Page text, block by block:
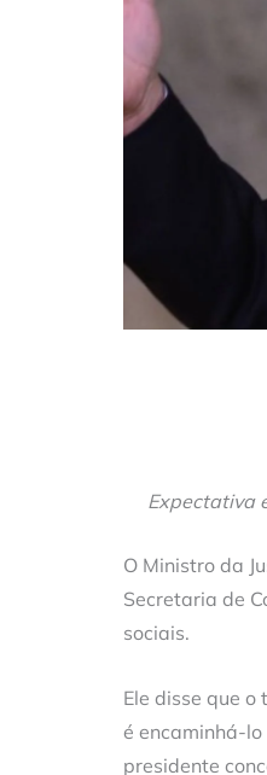
Expectativa
O Ministro da
Secretaria de
sociais.
Ele disse que
é encaminhá-
presidente